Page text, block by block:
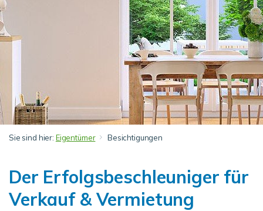
Sie sind hier: Eigentümer Besichtigungen
Der Erfolgsbeschleuniger für
Verkauf & Vermietung